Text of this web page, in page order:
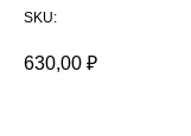
SKU:
630,00 ₽